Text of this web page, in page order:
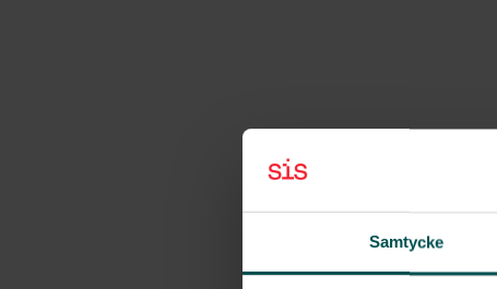
Samtycke